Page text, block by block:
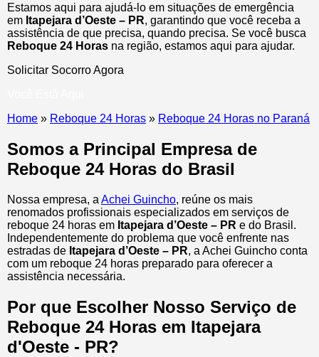
Estamos aqui para ajudá-lo em situações de emergência
em Itapejara d’Oeste – PR, garantindo que você receba a
assistência de que precisa, quando precisa. Se você busca
Reboque 24 Horas na região, estamos aqui para ajudar.
Solicitar Socorro Agora
Home » Reboque 24 Horas » Reboque 24 Horas no Paraná
Somos a Principal Empresa de
Reboque 24 Horas do Brasil
Nossa empresa, a Achei Guincho, reúne os mais
renomados profissionais especializados em serviços de
reboque 24 horas em Itapejara d’Oeste – PR e do Brasil .
Independentemente do problema que você enfrente nas
estradas de Itapejara d’Oeste – PR, a Achei Guincho conta
com um reboque 24 horas preparado para oferecer a
assistência necessária.
Por que Escolher Nosso Serviço de
Reboque 24 Horas em Itapejara
d'Oeste - PR?